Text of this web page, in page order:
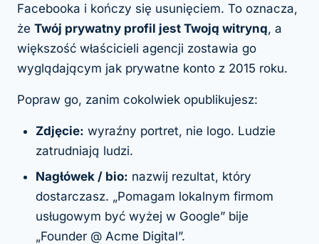
Facebooka i kończy się usunięciem. To oznacza,
że Twój prywatny profil jest Twoją witryną, a
większość właścicieli agencji zostawia go
wyglądającym jak prywatne konto z 2015 roku.
Popraw go, zanim cokolwiek opublikujesz:
Zdjęcie: wyraźny portret, nie logo. Ludzie
zatrudniają ludzi.
Nagłówek / bio: nazwij rezultat, który
dostarczasz. „Pomagam lokalnym firmom
usługowym być wyżej w Google” bije
„Founder @ Acme Digital”.